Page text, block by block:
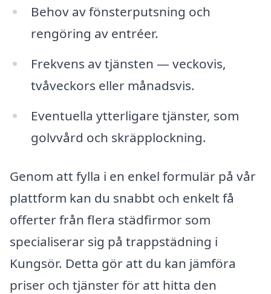
Behov av fönsterputsning och
rengöring av entréer.
Frekvens av tjänsten — veckovis,
tvåveckors eller månadsvis.
Eventuella ytterligare tjänster, som
golvvård och skräpplockning.
Genom att fylla i en enkel formulär på vår
plattform kan du snabbt och enkelt få
offerter från flera städfirmor som
specialiserar sig på trappstädning i
Kungsör. Detta gör att du kan jämföra
priser och tjänster för att hitta den